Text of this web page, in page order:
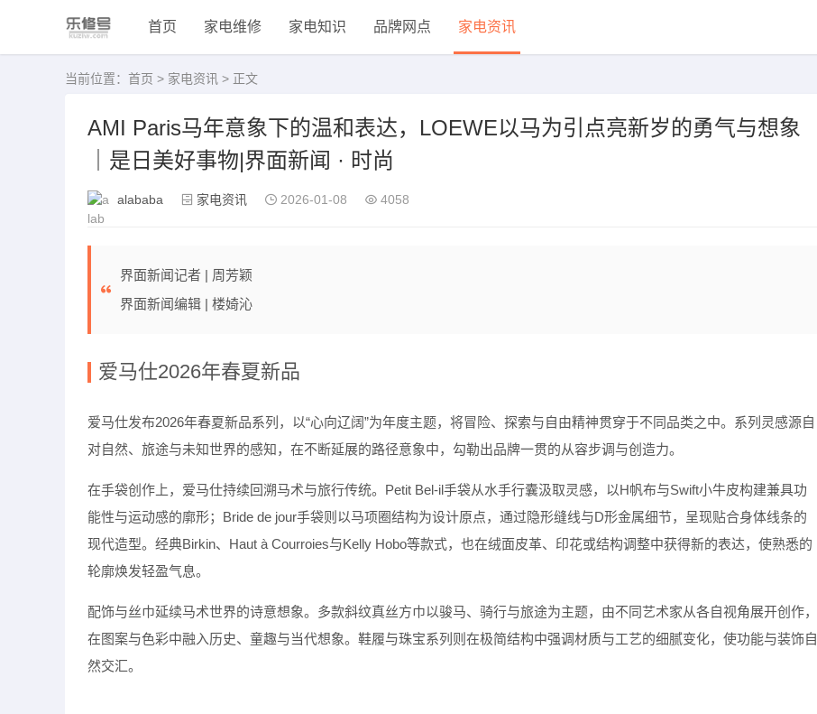
首页 家电维修 家电知识 品牌网点 家电资讯
当前位置： 首页 > 家电资讯 > 正文
AMI Paris马年意象下的温和表达，LOEWE以马为引点亮新岁的勇气与想象
｜是日美好事物|界面新闻 · 时尚
alababa 家电资讯 2026-01-08 4058
界面新闻记者 | 周芳颖
界面新闻编辑 | 楼婍沁
爱马仕2026年春夏新品
爱马仕发布2026年春夏新品系列，以“心向辽阔”为年度主题，将冒险、探索与自由精神贯穿于不同品类之中。系列灵感源自
对自然、旅途与未知世界的感知，在不断延展的路径意象中，勾勒出品牌一贯的从容步调与创造力。
在手袋创作上，爱马仕持续回溯马术与旅行传统。 Petit Bel-il手袋从水手行囊汲取灵感，以H帆布与Swift小牛皮构建兼具功
能性与运动感的廓形； Bride de jour手袋则以马项圈结构为设计原点，通过隐形缝线与D形金属细节，呈现贴合身体线条的
现代造型。经典Birkin、 Haut à Courroies与Kelly Hobo等款式，也在绒面皮革、印花或结构调整中获得新的表达，使熟悉的
轮廓焕发轻盈气息。
配饰与丝巾延续马术世界的诗意想象。多款斜纹真丝方巾以骏马、骑行与旅途为主题，由不同艺术家从各自视角展开创作，
在图案与色彩中融入历史、童趣与当代想象。鞋履与珠宝系列则在极简结构中强调材质与工艺的细腻变化，使功能与装饰自
然交汇。